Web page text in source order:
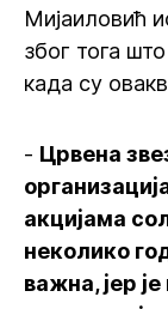
Мијаиловић
због тога
када су
- Црвена
акцијама
неколико
важна, јер